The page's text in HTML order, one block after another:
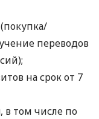
переводов
на срок от 7
в том числе по